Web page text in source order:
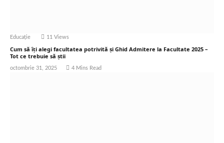
Educație 11 Views
Cum să îți alegi facultatea potrivită și Ghid Admitere la Facultate 2025 –
Tot ce trebuie să știi
octombrie 31, 2025 4 Mins Read